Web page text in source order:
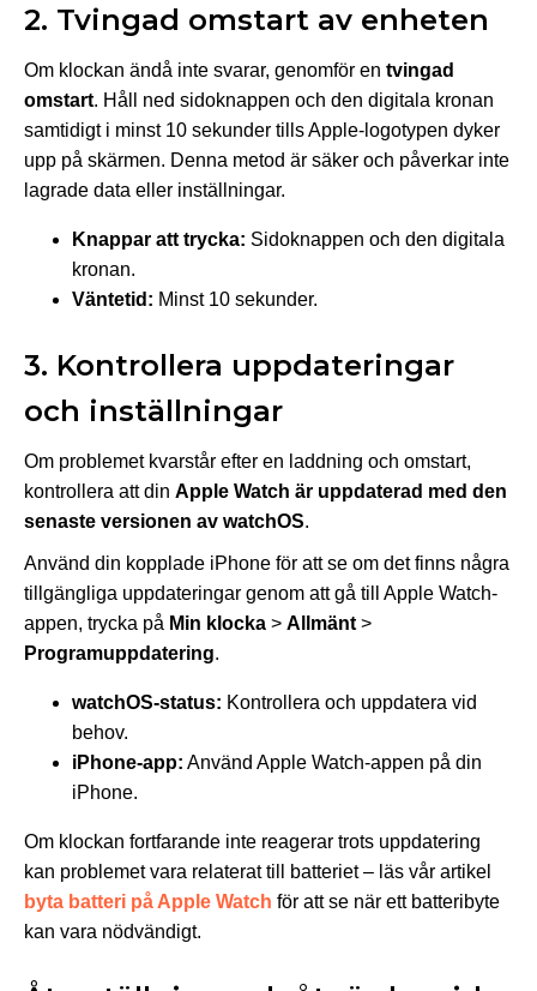
2. Tvingad omstart av enheten
Om klockan ändå inte svarar, genomför en tvingad
omstart. Håll ned sidoknappen och den digitala kronan
samtidigt i minst 10 sekunder tills Apple-logotypen dyker
upp på skärmen. Denna metod är säker och påverkar inte
lagrade data eller inställningar.
Knappar att trycka: Sidoknappen och den digitala
kronan.
Väntetid: Minst 10 sekunder.
3. Kontrollera uppdateringar
och inställningar
Om problemet kvarstår efter en laddning och omstart,
kontrollera att din Apple Watch är uppdaterad med den
senaste versionen av watchOS.
Använd din kopplade iPhone för att se om det finns några
tillgängliga uppdateringar genom att gå till Apple Watch-
appen, trycka på Min klocka > Allmänt >
Programuppdatering.
watchOS-status: Kontrollera och uppdatera vid
behov.
iPhone-app: Använd Apple Watch-appen på din
iPhone.
Om klockan fortfarande inte reagerar trots uppdatering
kan problemet vara relaterat till batteriet – läs vår artikel
byta batteri på Apple Watch för att se när ett batteribyte
kan vara nödvändigt.